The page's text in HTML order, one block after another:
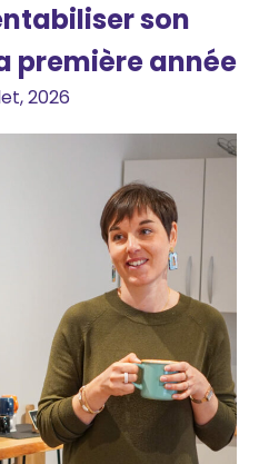
son
première année
2026